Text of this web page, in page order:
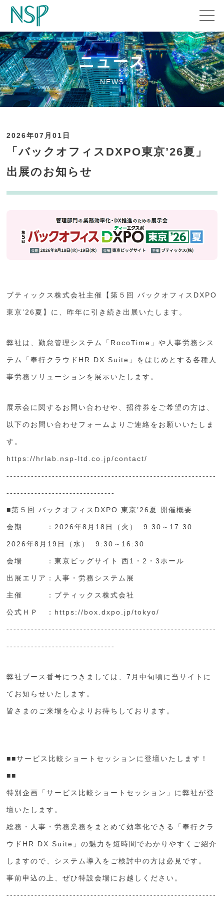
ニュース
NEWS
2026年07月01日
「バックオフィスDXPO東京’26夏」
出展のお知らせ
ブティックス株式会社主催【第５回 バックオフィスDXPO
東京’26夏】に、昨年に引き続き出展いたします。
弊社は、勤怠管理システム「RocoTime」や人事労務シス
テム「奉行クラウドHR DX Suite」をはじめとする各種人
事労務ソリューションを展示いたします。
展示会に関するお問い合わせや、招待券をご希望の方は、
以下のお問い合わせフォームよりご連絡をお願いいたしま
す。
https://hrlab.nsp-ltd.co.jp/contact/
------------------------------------------------------------
-------------------------------
■第５回 バックオフィスDXPO 東京’26夏 開催概要
会期 ：2026年8月18日（火） 9:30～17:30
2026年8月19日（水） 9:30～16:30
会場 ：東京ビッグサイト 西1・2・3ホール
出展エリア：人事・労務システム展
主催 ：ブティックス株式会社
公式ＨＰ ： https://box.dxpo.jp/tokyo/
------------------------------------------------------------
-------------------------------
弊社ブース番号につきましては、7月中旬頃に当サイトに
てお知らせいたします。
皆さまのご来場を心よりお待ちしております。
■■サービス比較ショートセッションに登壇いたします！
■■
特別企画「サービス比較ショートセッション」に弊社が登
壇いたします。
総務・人事・労務業務をまとめて効率化できる「奉行クラ
ウドHR DX Suite」の魅力を短時間でわかりやすくご紹介
しますので、システム導入をご検討中の方は必見です。
事前申込の上、ぜひ特設会場にお越しください。
------------------------------------------------------------